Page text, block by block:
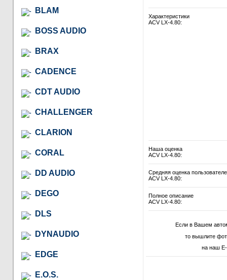
BLAM
BOSS AUDIO
BRAX
CADENCE
CDT AUDIO
CHALLENGER
CLARION
CORAL
DD AUDIO
DEGO
DLS
DYNAUDIO
EDGE
E.O.S.
Характеристики
ACV LX-4.80:
Наша оценка
ACV LX-4.80:
Средняя оценка
ACV LX-4.80:
Полное описание
ACV LX-4.80:
Если в Вашем
то вышлите
на наш